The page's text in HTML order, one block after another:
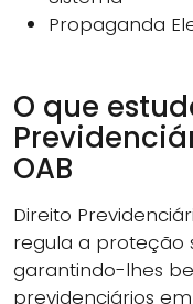
Propaganda
O que
OAB
Direito
regula a proteção
garantindo-lhes
previdenciários